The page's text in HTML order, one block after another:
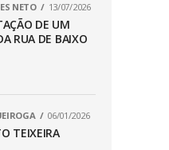
NETO 13/07/2026
DE UM
RUA DE BAIXO
06/01/2026
TEIXEIRA